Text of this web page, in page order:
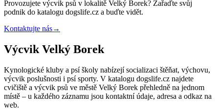
Provozujete výcvik psů v lokalitě Velký Borek? Zařaďte svůj
podnik do katalogu dogslife.cz a buďte vidět.
Kontaktujte nás→
Výcvik Velký Borek
Kynologické kluby a psí školy nabízejí socializaci štěňat, výchovu,
výcvik poslušnosti i psí sporty. V katalogu dogslife.cz najdete
cvičiště a výcvik psů ve městě Velký Borek přehledně na jednom
místě – u každého záznamu jsou kontaktní údaje, adresa a odkaz na
web.